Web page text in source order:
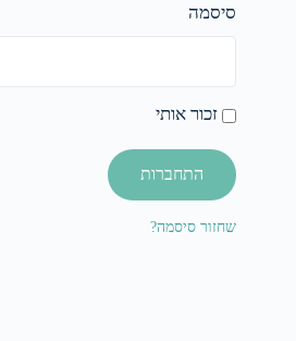
סיסמה
זכור אותי
התחברות
שחזור סיסמה?